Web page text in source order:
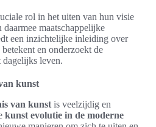
rol in het uiten van hun visie
maatschappelijke
een inzichtelijke inleiding over
en onderzoekt de
dagelijks leven.
kunst
van kunst is veelzijdig en
kunst evolutie in de moderne